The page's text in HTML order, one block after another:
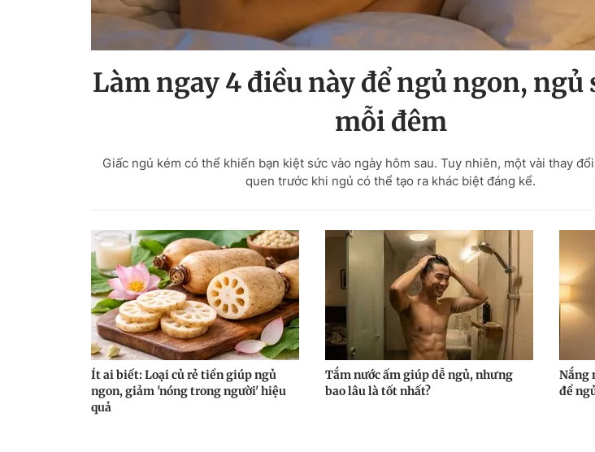
Làm ngay 4 điều này để ngủ ngon, ngủ
mỗi đêm
Giấc ngủ kém có thể khiến bạn kiệt sức vào ngày hôm sau. Tuy nhiên, một vài thay
quen trước khi ngủ có thể tạo ra khác biệt đáng kể.
Ít ai biết: Loại củ rẻ tiền giúp ngủ
ngon, giảm 'nóng trong người' hiệu
quả
Tắm nước ấm giúp dễ ngủ, nhưng
bao lâu là tốt nhất?
Nắng
để